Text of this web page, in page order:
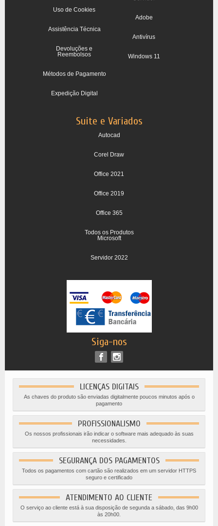
Uso de Cookies
Assistência Técnica
Devoluções e
Reembolsos
Métodos de Pagamento
Expedição Digital
Adobe
Antivírus
Windows 11
Suite e Variados
Autocad
Corel Draw
Office 2021
Office 2019
Office 365
Todos os Produtos
Microsoft
Servidor 2022
Siga-nos
LICENÇAS DIGITAIS
As chaves do produto são enviadas digitalmente poucos minutos após o
pagamento
PROFISSIONALISMO
Os nossos profissionais irão indicar o software mais adequado às suas
necessidades.
SEGURANÇA DOS PAGAMENTOS
Todos os pagamentos com cartão são realizados em um servidor HTTPS
seguro e certificado
ATENDIMENTO AO CLIENTE
O serviço ao cliente está à sua disposição de segunda a sábado, das 9h00
às 20h00.